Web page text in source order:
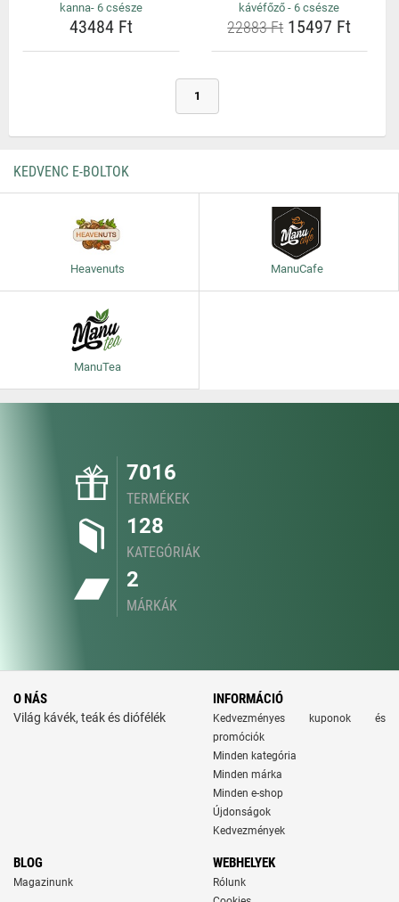
kanna- 6 csésze
43484 Ft
kávéfőző - 6 csésze
22883 Ft15497 Ft
1
KEDVENC E-BOLTOK
Heavenuts ManuCafe
ManuTea
7016
TERMÉKEK
128
KATEGÓRIÁK
2
MÁRKÁK
O NÁS
Világ kávék, teák és diófélék
INFORMÁCIÓ
Kedvezményes kuponok és
promóciók
Minden kategória
Minden márka
Minden e-shop
Újdonságok
Kedvezmények
BLOG
Magazinunk
WEBHELYEK
Rólunk